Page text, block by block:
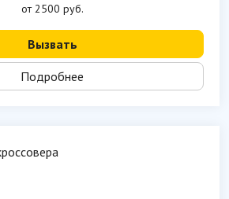
от 2500 руб.
Вызвать
Подробнее